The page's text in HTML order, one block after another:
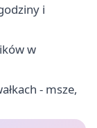
i
w
- msze,